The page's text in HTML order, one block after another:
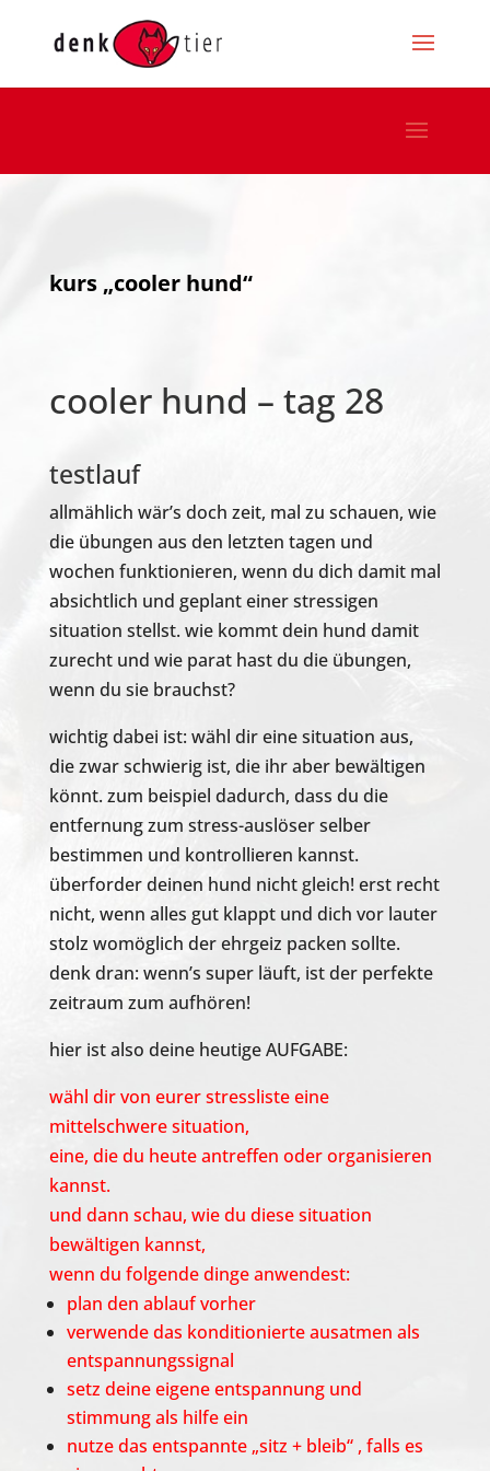
kurs „cooler hund“
cooler hund – tag 28
testlauf
allmählich wär’s doch zeit, mal zu schauen, wie
die übungen aus den letzten tagen und
wochen funktionieren, wenn du dich damit mal
absichtlich und geplant einer stressigen
situation stellst. wie kommt dein hund damit
zurecht und wie parat hast du die übungen,
wenn du sie brauchst?
wichtig dabei ist: wähl dir eine situation aus,
die zwar schwierig ist, die ihr aber bewältigen
könnt. zum beispiel dadurch, dass du die
entfernung zum stress-auslöser selber
bestimmen und kontrollieren kannst.
überforder deinen hund nicht gleich! erst recht
nicht, wenn alles gut klappt und dich vor lauter
stolz womöglich der ehrgeiz packen sollte.
denk dran: wenn’s super läuft, ist der perfekte
zeitraum zum aufhören!
hier ist also deine heutige AUFGABE:
wähl dir von eurer stressliste eine
mittelschwere situation,
eine, die du heute antreffen oder organisieren
kannst.
und dann schau, wie du diese situation
bewältigen kannst,
wenn du folgende dinge anwendest:
plan den ablauf vorher
verwende das konditionierte ausatmen als
entspannungssignal
setz deine eigene entspannung und
stimmung als hilfe ein
nutze das entspannte „sitz + bleib“ , falls es